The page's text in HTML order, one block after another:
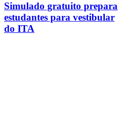
Simulado gratuito prepara
estudantes para vestibular
do ITA